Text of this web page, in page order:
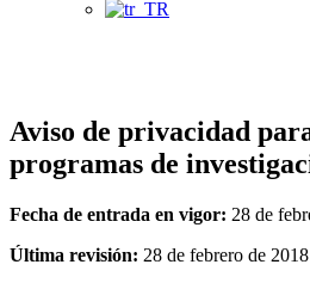
Aviso de privacidad
programas de
Fecha de entrada en vigor: 28 de
Última revisión: 28 de febrero de 2018